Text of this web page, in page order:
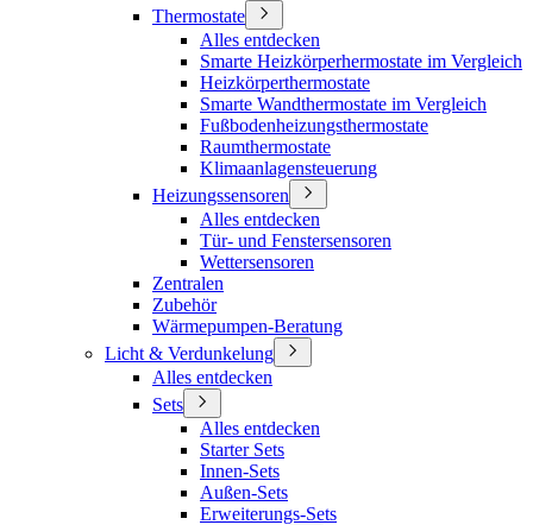
Thermostate
Alles entdecken
Smarte Heizkörperhermostate im Vergleich
Heizkörperthermostate
Smarte Wandthermostate im Vergleich
Fußbodenheizungsthermostate
Raumthermostate
Klimaanlagensteuerung
Heizungssensoren
Alles entdecken
Tür- und Fenstersensoren
Wettersensoren
Zentralen
Zubehör
Wärmepumpen-Beratung
Licht & Verdunkelung
Alles entdecken
Sets
Alles entdecken
Starter Sets
Innen-Sets
Außen-Sets
Erweiterungs-Sets